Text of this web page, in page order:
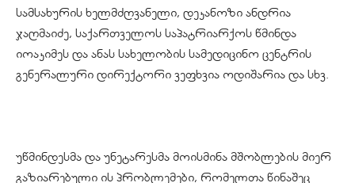
სამსახურის ხელმძღვანელი, დეკანოზი ანდრია
ჯაღმაიძე, საქართველოს საპატრიარქოს წმინდა
იოაკიმეს და ანას სახელობის სამედიცინო ცენტრის
გენერალური დირექტორი ვეფხვია ოდიშარია და სხვ.
უწმინდესმა და უნეტარესმა მოისმინა მშობლების მიერ
გაზიარებული ის პრობლემები, რომელთა წინაშეც